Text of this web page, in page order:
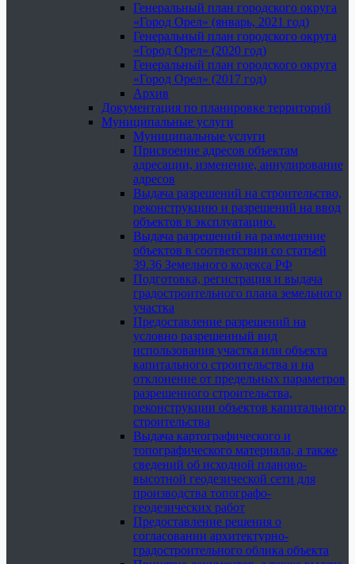
Генеральный план городского округа
«Город Орел» (январь, 2021 год)
Генеральный план городского округа
«Город Орел» (2020 год)
Генеральный план городского округа
«Город Орел» (2017 год)
Архив
Документация по планировке территорий
Муниципальные услуги
Муниципальные услуги
Присвоение адресов объектам
адресации, изменение, аннулирование
адресов
Выдача разрешений на строительство,
реконструкцию и разрешений на ввод
объектов в эксплуатацию.
Выдача разрешений на размещение
объектов в соответствии со статьей
39.36 Земельного кодекса РФ
Подготовка, регистрация и выдача
градостроительного плана земельного
участка
Предоставление разрешений на
условно разрешенный вид
использования участка или объекта
капитального строительства и на
отклонение от предельных параметров
разрешенного строительства,
реконструкции объектов капитального
строительства
Выдача картографического и
топографического материала, а также
сведений об исходной планово-
высотной геодезической сети для
производства топографо-
геодезических работ
Предоставление решения о
согласовании архитектурно-
градостроительного облика объекта